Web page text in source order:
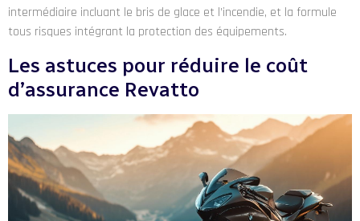
intermédiaire incluant le bris de glace et l’incendie, et la formule
tous risques intégrant la protection des équipements.
Les astuces pour réduire le coût
d’assurance Revatto